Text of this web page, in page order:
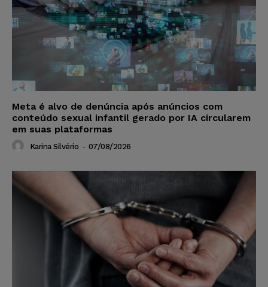
Meta é alvo de denúncia após anúncios com
conteúdo sexual infantil gerado por IA circularem
em suas plataformas
Karina Silvério - 07/08/2026